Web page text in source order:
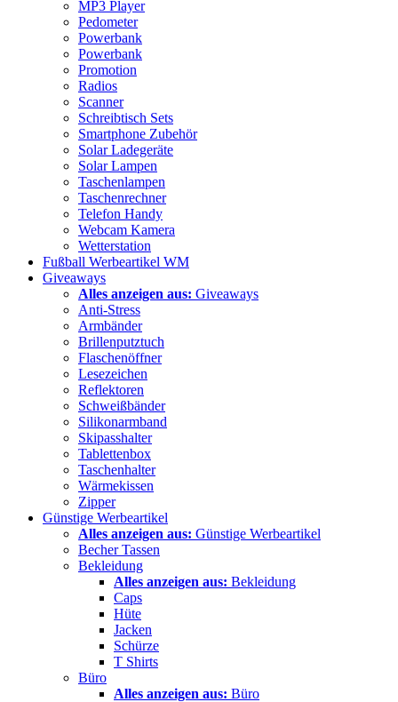
MP3 Player
Pedometer
Powerbank
Powerbank
Promotion
Radios
Scanner
Schreibtisch Sets
Smartphone Zubehör
Solar Ladegeräte
Solar Lampen
Taschenlampen
Taschenrechner
Telefon Handy
Webcam Kamera
Wetterstation
Fußball Werbeartikel WM
Giveaways
Alles anzeigen aus: Giveaways
Anti-Stress
Armbänder
Brillenputztuch
Flaschenöffner
Lesezeichen
Reflektoren
Schweißbänder
Silikonarmband
Skipasshalter
Tablettenbox
Taschenhalter
Wärmekissen
Zipper
Günstige Werbeartikel
Alles anzeigen aus: Günstige Werbeartikel
Becher Tassen
Bekleidung
Alles anzeigen aus: Bekleidung
Caps
Hüte
Jacken
Schürze
T Shirts
Büro
Alles anzeigen aus: Büro